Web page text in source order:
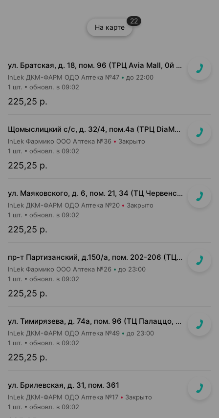
На карте
22
ул. Братская, д. 18, пом. 96 (ТРЦ Avia Mall, 0й этаж рядом с гипермаркетом Green)
InLek ДКМ-ФАРМ ОДО Аптека №47 до 22:00
225,25 р.
1 шт. обновл. в 09:02
Щомыслицкий с/с, д. 32/4, пом.4а (ТРЦ DiaMond city, вход напротив магазина Маяк)
InLek Фармико ООО Аптека №36 Закрыто
225,25 р.
1 шт. обновл. в 09:02
ул. Маяковского, д. 6, пом. 21, 34 (ТЦ Червенский, 1 этаж)
InLek ДКМ-ФАРМ ОДО Аптека №20 Закрыто
225,25 р.
1 шт. обновл. в 09:02
пр-т Партизанский, д.150/а, пом. 202-206 (ТЦ "Момо")
InLek Фармико ООО Аптека №26 до 23:00
225,25 р.
1 шт. обновл. в 09:02
ул. Тимирязева, д. 74а, пом. 96 (ТЦ Палаццо, 1 этаж, главный вход)
InLek ДКМ-ФАРМ ОДО Аптека №49 до 23:00
225,25 р.
1 шт. обновл. в 09:02
ул. Брилевская, д. 31, пом. 361
InLek ДКМ-ФАРМ ОДО Аптека №17 Закрыто
1 шт. обновл. в 09:02